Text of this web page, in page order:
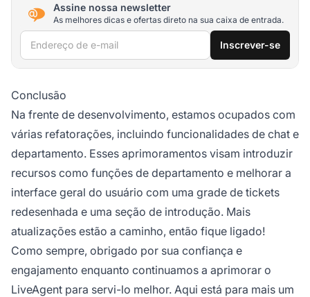
Assine nossa newsletter
As melhores dicas e ofertas direto na sua caixa de entrada.
Endereço de e-mail Inscrever-se
Conclusão
Na frente de desenvolvimento, estamos ocupados com
várias refatorações, incluindo funcionalidades de chat e
departamento. Esses aprimoramentos visam introduzir
recursos como funções de departamento e melhorar a
interface geral do usuário com uma grade de tickets
redesenhada e uma seção de introdução. Mais
atualizações estão a caminho, então fique ligado!
Como sempre, obrigado por sua confiança e
engajamento enquanto continuamos a aprimorar o
LiveAgent para servi-lo melhor. Aqui está para mais um